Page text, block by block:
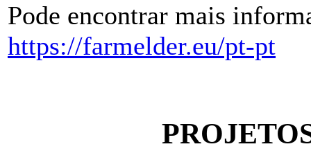
Pode encontrar mais
https://farmelder.eu/pt-pt